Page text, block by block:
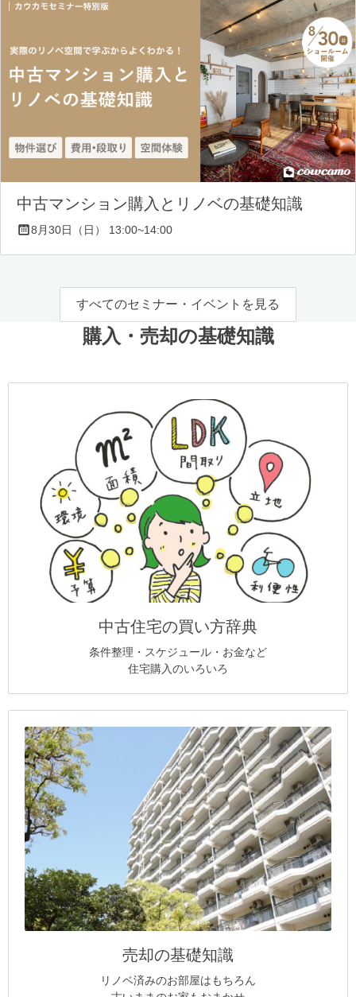
中古マンション購入とリノベの基礎知識
8月30日（日） 13:00~14:00
すべてのセミナー・イベントを見る
購入・売却の基礎知識
中古住宅の買い方辞典
条件整理・スケジュール・お金など
住宅購入のいろいろ
売却の基礎知識
リノベ済みのお部屋はもちろん